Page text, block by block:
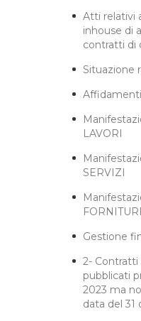
Atti relativi
inhouse di
contratti di
Situazione
LAVORI
SERVIZI
Gestione
2- Contratti
pubblicati
2023 ma
data del 31